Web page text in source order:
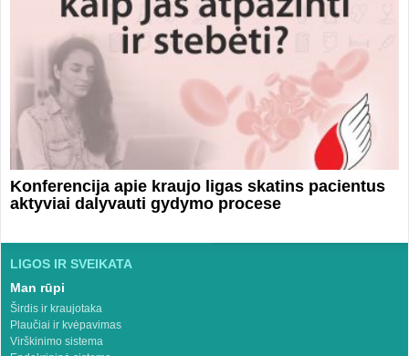
Konferencija apie kraujo ligas skatins pacientus
aktyviai dalyvauti gydymo procese
LIGOS IR SVEIKATA
Man rūpi
Širdis ir kraujotaka
Plaučiai ir kvėpavimas
Virškinimo sistema